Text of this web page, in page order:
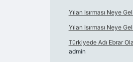
Yılan Isırması Neye
Yılan Isırması Neye
Türkiyede Adı Ebrar
admin